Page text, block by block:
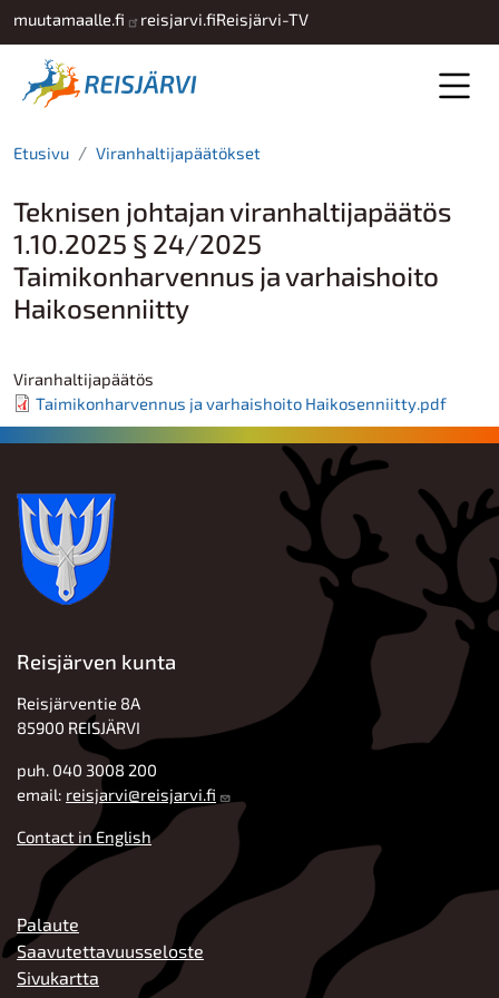
Hyppää pääsisältöön
muutamaalle.fi reisjarvi.fiReisjärvi-TV
Etusivu Viranhaltijapäätökset
Teknisen johtajan viranhaltijapäätös
1.10.2025 § 24/2025
Taimikonharvennus ja varhaishoito
Haikosenniitty
Viranhaltijapäätös
Taimikonharvennus ja varhaishoito Haikosenniitty.pdf
Reisjärven kunta
Reisjärventie 8A
85900 REISJÄRVI
puh. 040 3008 200
email: reisjarvi@reisjarvi.fi
Contact in English
ALATUNNISTE
Palaute
Saavutettavuusseloste
Sivukartta